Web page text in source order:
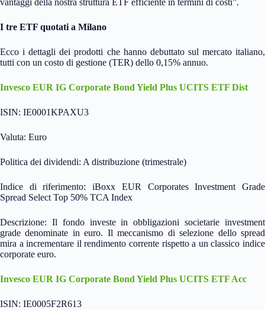
vantaggi della nostra struttura ETF efficiente in termini di costi”.
I tre ETF quotati a Milano
Ecco i dettagli dei prodotti che hanno debuttato sul mercato italiano,
tutti con un costo di gestione (TER) dello 0,15% annuo.
Invesco EUR IG Corporate Bond Yield Plus UCITS ETF Dist
ISIN: IE0001KPAXU3
Valuta: Euro
Politica dei dividendi: A distribuzione (trimestrale)
Indice di riferimento: iBoxx EUR Corporates Investment Grade
Spread Select Top 50% TCA Index
Descrizione: Il fondo investe in obbligazioni societarie investment
grade denominate in euro. Il meccanismo di selezione dello spread
mira a incrementare il rendimento corrente rispetto a un classico indice
corporate euro.
Invesco EUR IG Corporate Bond Yield Plus UCITS ETF Acc
ISIN: IE0005F2R613